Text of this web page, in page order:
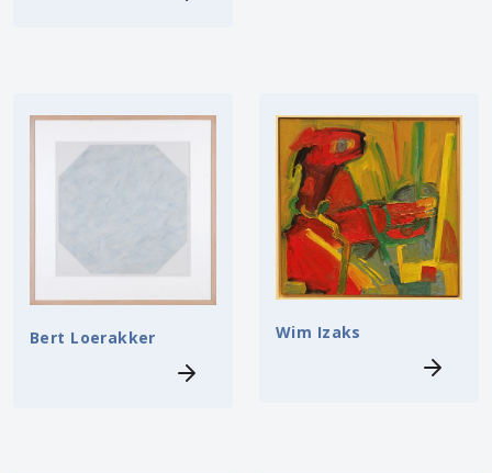
Bert Loerakker Wim Izaks